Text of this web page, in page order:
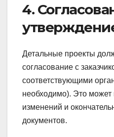
4.
Детальные проекты
согласование с
соответствующими
необходимо). Это может
изменений и
документов.